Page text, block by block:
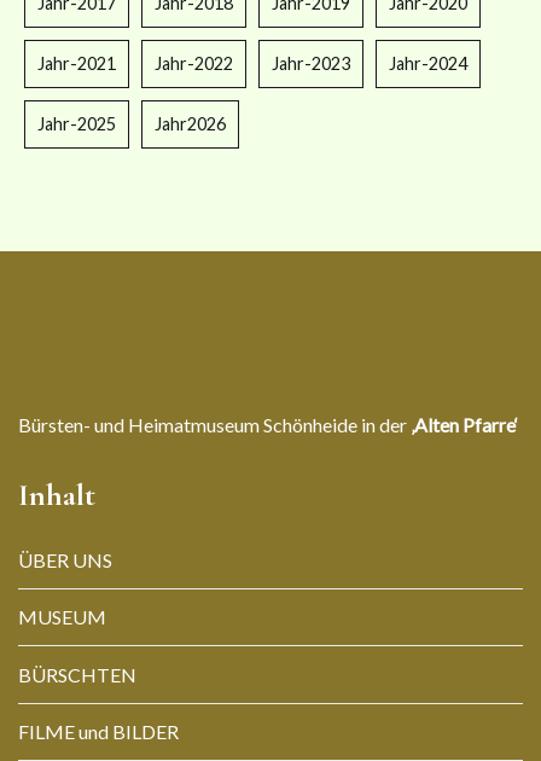
Jahr-2021 Jahr-2022 Jahr-2023 Jahr-2024
Jahr-2025 Jahr2026
Bürsten- und Heimatmuseum Schönheide in der ‚Alten Pfarre‘
Inhalt
ÜBER UNS
MUSEUM
BÜRSCHTEN
FILME und BILDER